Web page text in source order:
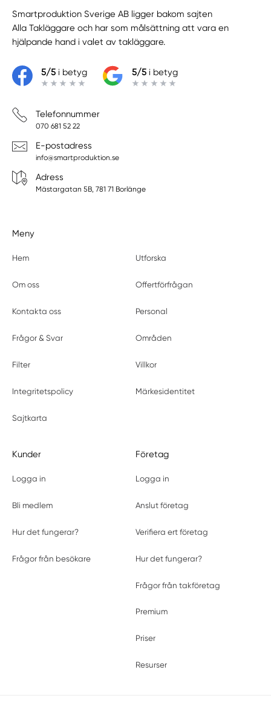
Smartproduktion Sverige AB ligger bakom sajten
Alla Takläggare och har som målsättning att vara en
hjälpande hand i valet av takläggare.
5/5i betyg 5/5i betyg
Telefonnummer
070 681 52 22
E-postadress
info@smartproduktion.se
Adress
Mästargatan 5B, 781 71 Borlänge
Meny
Hem Utforska
Om oss Offertförfrågan
Kontakta oss Personal
Frågor & Svar Områden
Filter Villkor
Integritetspolicy Märkesidentitet
Sajtkarta
Kunder
Logga in
Bli medlem
Hur det fungerar?
Frågor från besökare
Företag
Logga in
Anslut företag
Verifiera ert företag
Hur det fungerar?
Frågor från takföretag
Premium
Priser
Resurser